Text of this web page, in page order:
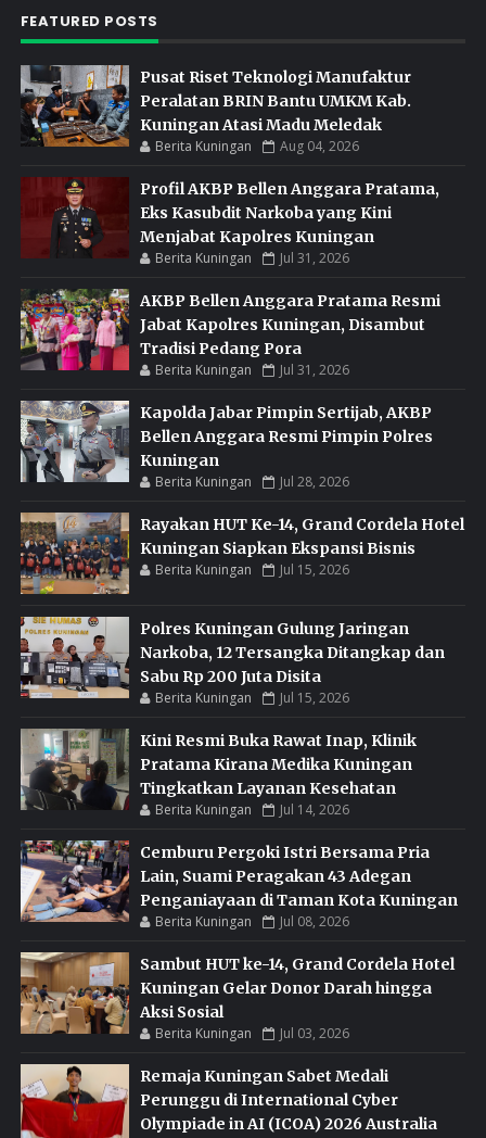
FEATURED POSTS
Pusat Riset Teknologi Manufaktur
Peralatan BRIN Bantu UMKM Kab.
Kuningan Atasi Madu Meledak
Berita Kuningan Aug 04, 2026
Profil AKBP Bellen Anggara Pratama,
Eks Kasubdit Narkoba yang Kini
Menjabat Kapolres Kuningan
Berita Kuningan Jul 31, 2026
AKBP Bellen Anggara Pratama Resmi
Jabat Kapolres Kuningan, Disambut
Tradisi Pedang Pora
Berita Kuningan Jul 31, 2026
Kapolda Jabar Pimpin Sertijab, AKBP
Bellen Anggara Resmi Pimpin Polres
Kuningan
Berita Kuningan Jul 28, 2026
Rayakan HUT Ke-14, Grand Cordela Hotel
Kuningan Siapkan Ekspansi Bisnis
Berita Kuningan Jul 15, 2026
Polres Kuningan Gulung Jaringan
Narkoba, 12 Tersangka Ditangkap dan
Sabu Rp 200 Juta Disita
Berita Kuningan Jul 15, 2026
Kini Resmi Buka Rawat Inap, Klinik
Pratama Kirana Medika Kuningan
Tingkatkan Layanan Kesehatan
Berita Kuningan Jul 14, 2026
Cemburu Pergoki Istri Bersama Pria
Lain, Suami Peragakan 43 Adegan
Penganiayaan di Taman Kota Kuningan
Berita Kuningan Jul 08, 2026
Sambut HUT ke-14, Grand Cordela Hotel
Kuningan Gelar Donor Darah hingga
Aksi Sosial
Berita Kuningan Jul 03, 2026
Remaja Kuningan Sabet Medali
Perunggu di International Cyber
Olympiade in AI (ICOA) 2026 Australia